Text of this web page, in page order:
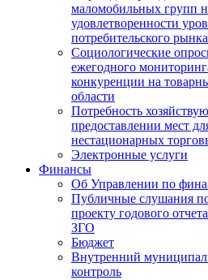
маломобильных групп
удовлетворенности
потребительского рынка
Социологические
ежегодного
конкуренции на
области
Потребность
предоставлении мест
нестационарных
Электронные услуги
Финансы
Об Управлении по
Публичные слушания
проекту годового
ЗГО
Бюджет
Внутренний
контроль